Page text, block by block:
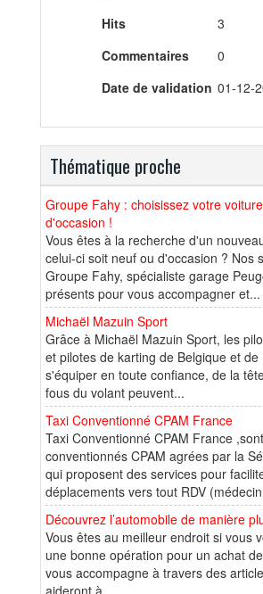
Hits
3
Commentaires
0
Date de validation 01-12-
Thématique proche
Groupe Fahy : choisissez votre
d'occasion !
Vous êtes à la recherche d'un
celui-ci soit neuf ou d'occasion ? Nos
Groupe Fahy, spécialiste garage
présents pour vous accompagner et...
Michaël Mazuin Sport
Grâce à Michaël Mazuin Sport, les
et pilotes de karting de Belgique et
s'équiper en toute confiance, de la
fous du volant peuvent...
Taxi Conventionné CPAM France
Taxi Conventionné CPAM France
conventionnés CPAM agrées par la
qui proposent des services pour
déplacements vers tout RDV
Découvrez l’automobile de manière
Vous êtes au meilleur endroit si vous
une bonne opération pour un achat
vous accompagne à travers des
aideront à...